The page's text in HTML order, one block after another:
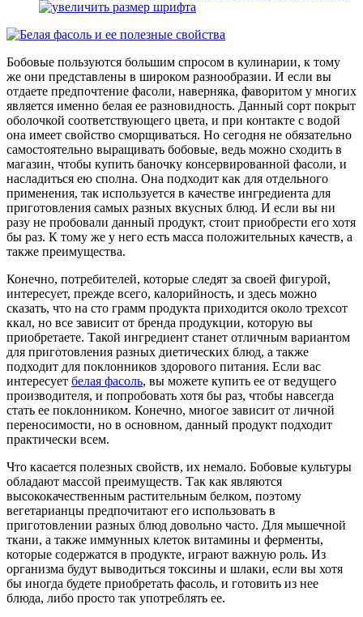
Бобовые пользуются большим спросом в кулинарии, к тому
же они представлены в широком разнообразии. И если вы
отдаете предпочтение фасоли, наверняка, фаворитом у многих
является именно белая ее разновидность. Данный сорт покрыт
оболочкой соответствующего цвета, и при контакте с водой
она имеет свойство сморщиваться. Но сегодня не обязательно
самостоятельно выращивать бобовые, ведь можно сходить в
магазин, чтобы купить баночку консервированной фасоли, и
насладиться ею сполна. Она подходит как для отдельного
применения, так используется в качестве ингредиента для
приготовления самых разных вкусных блюд. И если вы ни
разу не пробовали данный продукт, стоит приобрести его хотя
бы раз. К тому же у него есть масса положительных качеств, а
также преимущества.
Конечно, потребителей, которые следят за своей фигурой,
интересует, прежде всего, калорийность, и здесь можно
сказать, что на сто грамм продукта приходится около трехсот
ккал, но все зависит от бренда продукции, которую вы
приобретаете. Такой ингредиент станет отличным вариантом
для приготовления разных диетических блюд, а также
подходит для поклонников здорового питания. Если вас
интересует белая фасоль, вы можете купить ее от ведущего
производителя, и попробовать хотя бы раз, чтобы навсегда
стать ее поклонником. Конечно, многое зависит от личной
переносимости, но в основном, данный продукт подходит
практически всем.
Что касается полезных свойств, их немало. Бобовые культуры
обладают массой преимуществ. Так как являются
высококачественным растительным белком, поэтому
вегетарианцы предпочитают его использовать в
приготовлении разных блюд довольно часто. Для мышечной
ткани, а также иммунных клеток витамины и ферменты,
которые содержатся в продукте, играют важную роль. Из
организма будут выводиться токсины и шлаки, если вы хотя
бы иногда будете приобретать фасоль, и готовить из нее
блюда, либо просто так употреблять ее.